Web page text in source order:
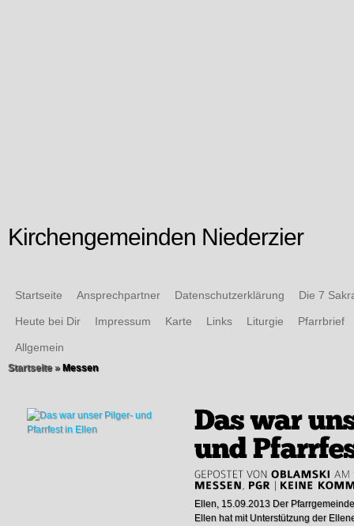
Kirchengemeinden Niederzier
Startseite Ansprechpartner Datenschutzerklärung Die 7
Heute bei Dir Impressum Karte Links Liturgie Pfarrbrief
Allgemein
Startseite »Messen
Ellen, 15.09.2013 Der
Ellen hat mit Unterstützung der